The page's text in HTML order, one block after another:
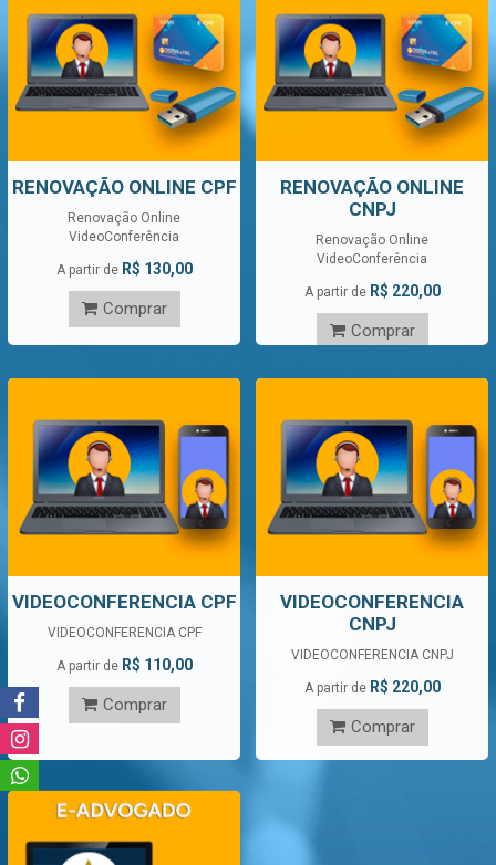
RENOVAÇÃO ONLINE CPF
Renovação Online
VideoConferência
A partir de R$ 130,00
Comprar
RENOVAÇÃO ONLINE
CNPJ
Renovação Online
VideoConferência
A partir de R$ 220,00
Comprar
VIDEOCONFERENCIA CPF
VIDEOCONFERENCIA CPF
A partir de R$ 110,00
Comprar
VIDEOCONFERENCIA
CNPJ
VIDEOCONFERENCIA CNPJ
A partir de R$ 220,00
Comprar